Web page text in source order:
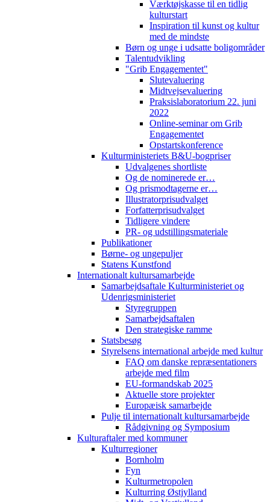
Værktøjskasse til en tidlig
kulturstart
Inspiration til kunst og kultur
med de mindste
Børn og unge i udsatte boligområder
Talentudvikling
"Grib Engagementet"
Slutevaluering
Midtvejsevaluering
Praksislaboratorium 22. juni
2022
Online-seminar om Grib
Engagementet
Opstartskonference
Kulturministeriets B&U-bogpriser
Udvalgenes shortliste
Og de nominerede er…
Og prismodtagerne er…
Illustratorprisudvalget
Forfatterprisudvalget
Tidligere vindere
PR- og udstillingsmateriale
Publikationer
Børne- og ungepuljer
Statens Kunstfond
Internationalt kultursamarbejde
Samarbejdsaftale Kulturministeriet og
Udenrigsministeriet
Styregruppen
Samarbejdsaftalen
Den strategiske ramme
Statsbesøg
Styrelsens international arbejde med kultur
FAQ om danske repræsentationers
arbejde med film
EU-formandskab 2025
Aktuelle store projekter
Europæisk samarbejde
Pulje til internationalt kultursamarbejde
Rådgivning og Symposium
Kulturaftaler med kommuner
Kulturregioner
Bornholm
Fyn
Kulturmetropolen
Kulturring Østjylland